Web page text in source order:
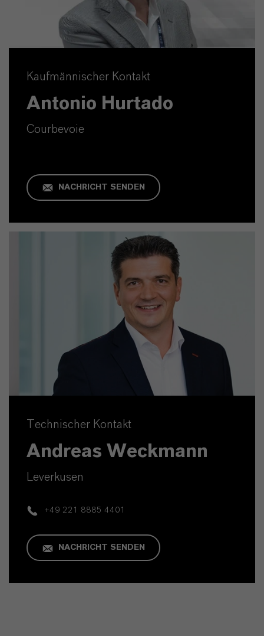
Kaufmännischer Kontakt
Antonio Hurtado
Courbevoie
NACHRICHT SENDEN
Technischer Kontakt
Andreas Weckmann
Leverkusen
+49 221 8885 4401
NACHRICHT SENDEN